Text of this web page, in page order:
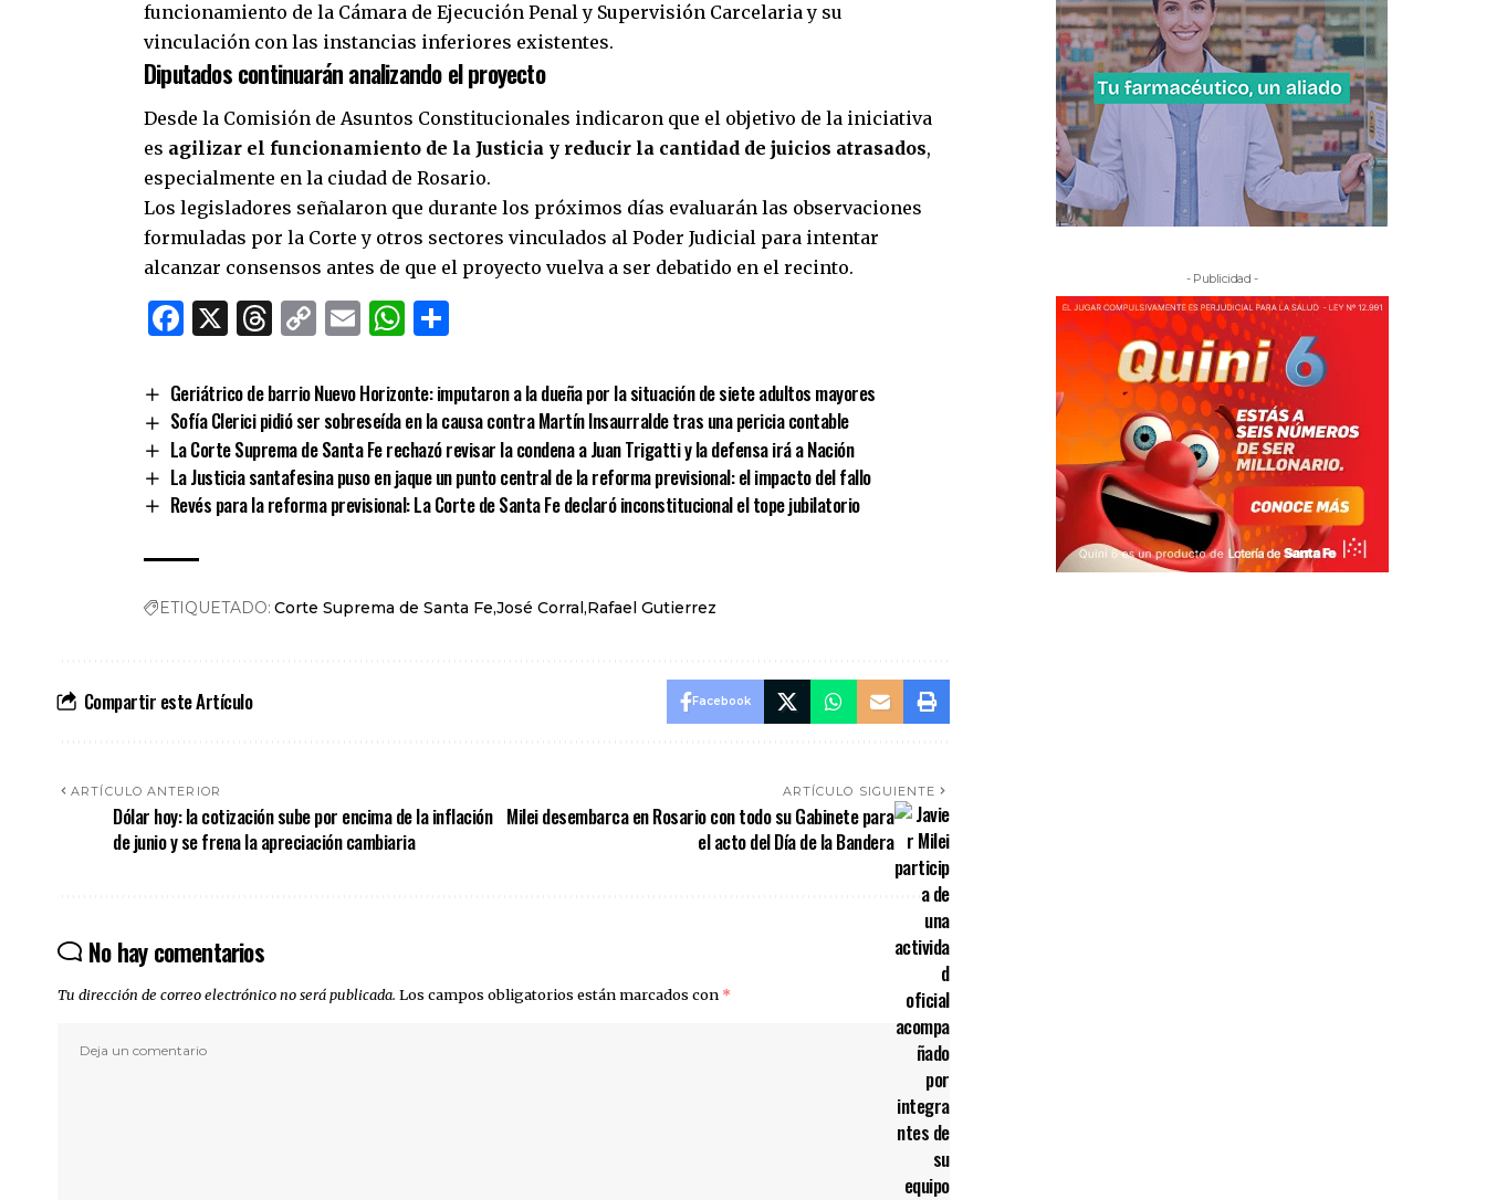
funcionamiento de la Cámara de Ejecución Penal y Supervisión Carcelaria y su
vinculación con las instancias inferiores existentes.
Diputados continuarán analizando el proyecto
Desde la Comisión de Asuntos Constitucionales indicaron que el objetivo de la iniciativa
es agilizar el funcionamiento de la Justicia y reducir la cantidad de juicios atrasados,
especialmente en la ciudad de Rosario.
Los legisladores señalaron que durante los próximos días evaluarán las observaciones
formuladas por la Corte y otros sectores vinculados al Poder Judicial para intentar
alcanzar consensos antes de que el proyecto vuelva a ser debatido en el recinto.
Facebook
X Threads
CopyEmailWhatsApp
Geriátrico de barrio Nuevo Horizonte: imputaron a la dueña por la situación de siete adultos mayores
Sofía Clerici pidió ser sobreseída en la causa contra Martín Insaurralde tras una pericia contable
La Corte Suprema de Santa Fe rechazó revisar la condena a Juan Trigatti y la defensa irá a Nación
La Justicia santafesina puso en jaque un punto central de la reforma previsional: el impacto del fallo
Revés para la reforma previsional: La Corte de Santa Fe declaró inconstitucional el tope jubilatorio
ETIQUETADO: Corte Suprema de Santa Fe José Corral Rafael Gutierrez
Compartir este Artículo Facebook
ARTÍCULO ANTERIOR
Dólar hoy: la cotización sube por encima de la inflación
de junio y se frena la apreciación cambiaria
ARTÍCULO SIGUIENTE
Milei desembarca en Rosario con todo su Gabinete para
el acto del Día de la Bandera
No hay comentarios
Tu dirección de correo electrónico no será publicada. Los campos obligatorios están marcados con *
- Publicidad -